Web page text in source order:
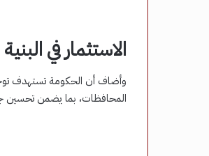
الاستثمار في
وأضاف أن الحكومة تستهدف
المحافظات، بما يضمن تحسين